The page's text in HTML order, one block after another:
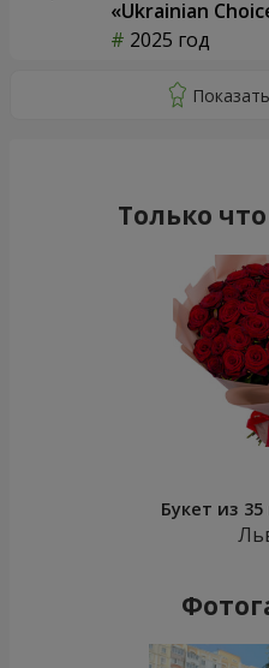
«Ukrainian
2025 год
Только
Букет из